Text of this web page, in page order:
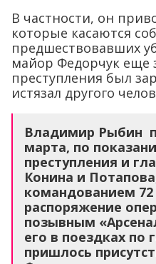
В частности, он
которые касаются
предшествовавших
майор Федорчук еще
преступления был
истязал другого
Владимир Рыбин
марта, по
преступления и
Конина и
командованием
распоряжение
позывным
его в поездках по
пришлось